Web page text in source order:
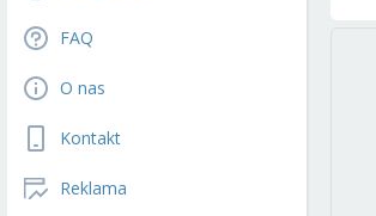
FAQ
O nas
Kontakt
Reklama